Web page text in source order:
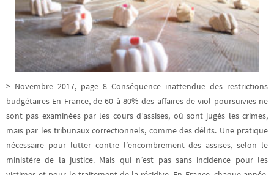
> Novembre 2017, page 8 Conséquence inattendue des restrictions
budgétaires En France, de 60 à 80% des affaires de viol poursuivies ne
sont pas examinées par les cours d’assises, où sont jugés les crimes,
mais par les tribunaux correctionnels, comme des délits. Une pratique
nécessaire pour lutter contre l’encombrement des assises, selon le
ministère de la justice. Mais qui n’est pas sans incidence pour les